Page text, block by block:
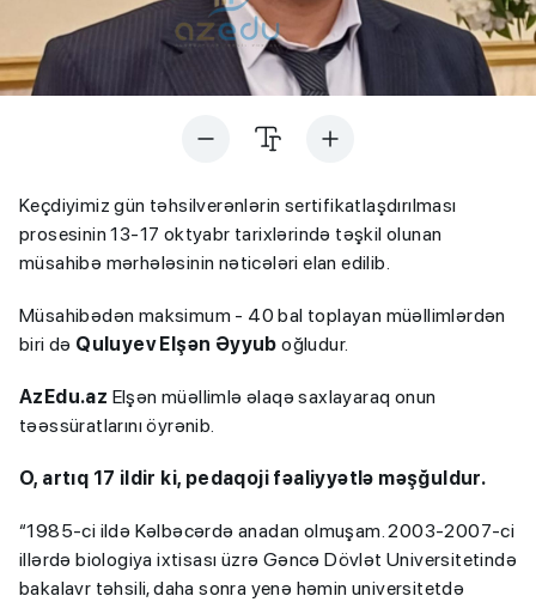
Keçdiyimiz gün təhsilverənlərin sertifikatlaşdırılması
prosesinin 13-17 oktyabr tarixlərində təşkil olunan
müsahibə mərhələsinin nəticələri elan edilib.
Müsahibədən maksimum - 40 bal toplayan müəllimlərdən
biri də QuluyevElşən Əyyuboğludur.
AzEdu.az Elşən müəllimlə əlaqə saxlayaraq onun
təəssüratlarını öyrənib.
O, artıq 17 ildir ki, pedaqoji fəaliyyətlə məşğuldur.
“1985-ci ildə Kəlbəcərdə anadan olmuşam. 2003-2007-ci
illərdə biologiya ixtisası üzrə Gəncə Dövlət Universitetində
bakalavr təhsili, daha sonra yenə həmin universitetdə